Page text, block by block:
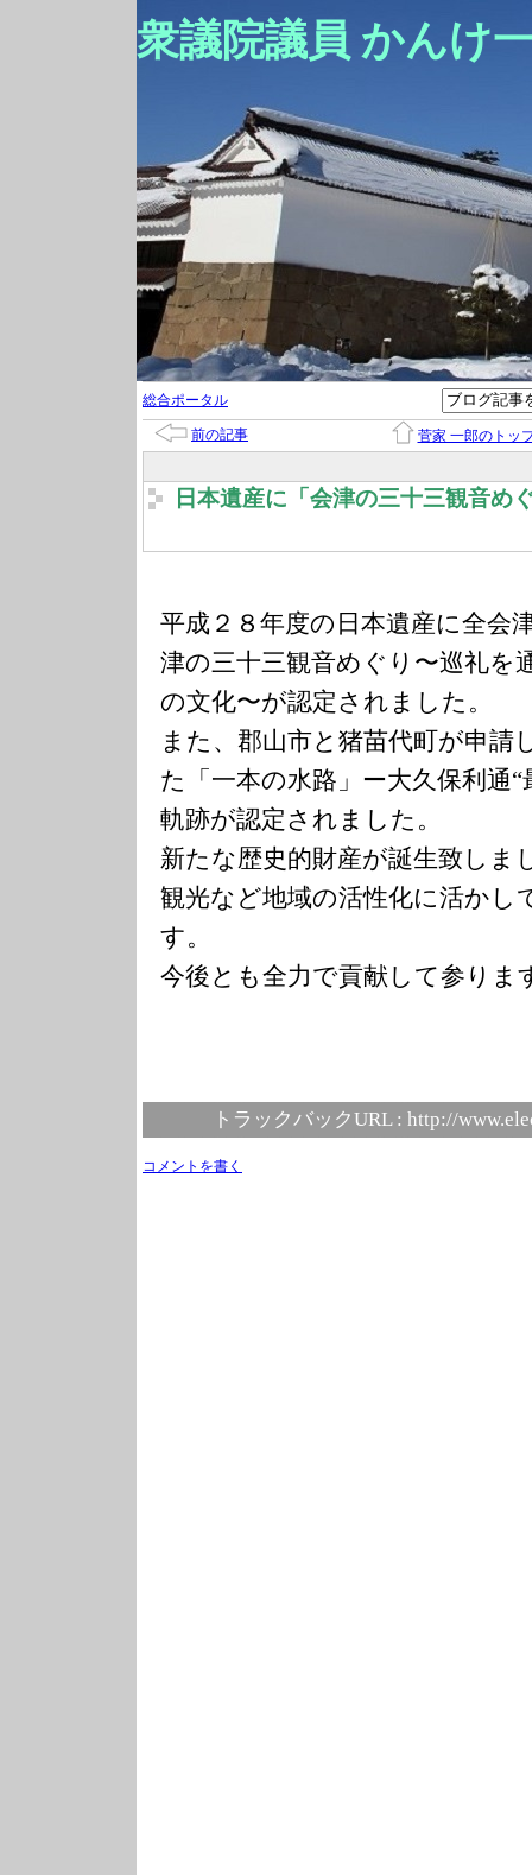
衆議院議員 かんけ
総合ポータル
前の記事 菅家 一郎のトッ
日本遺産に「会津の三十三観音め
平成２８年度の日本遺産に全会
津の三十三観音めぐり〜巡礼を
の文化〜が認定されました。
また、郡山市と猪苗代町が申請
た「一本の水路」ー大久保利通
軌跡が認定されました。
新たな歴史的財産が誕生致しま
観光など地域の活性化に活かし
す。
今後とも全力で貢献して参りま
トラックバックURL : http://
コメントを書く